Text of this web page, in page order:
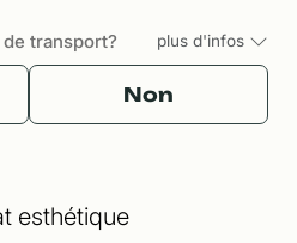
transport? plus d'infos
Non
esthétique